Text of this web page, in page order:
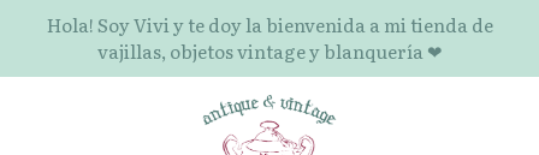
Hola! Soy Vivi y te doy la bienvenida a mi tienda de
vajillas, objetos vintage y blanquería ❤